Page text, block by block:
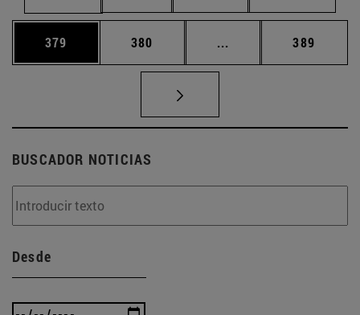
Página
379 Página
380 ... Páginas intermedias
Página
389
BUSCADOR NOTICIAS
Desde